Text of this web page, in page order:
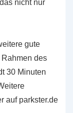
nicht nur
gute
des
30 Minuten
auf parkster.de